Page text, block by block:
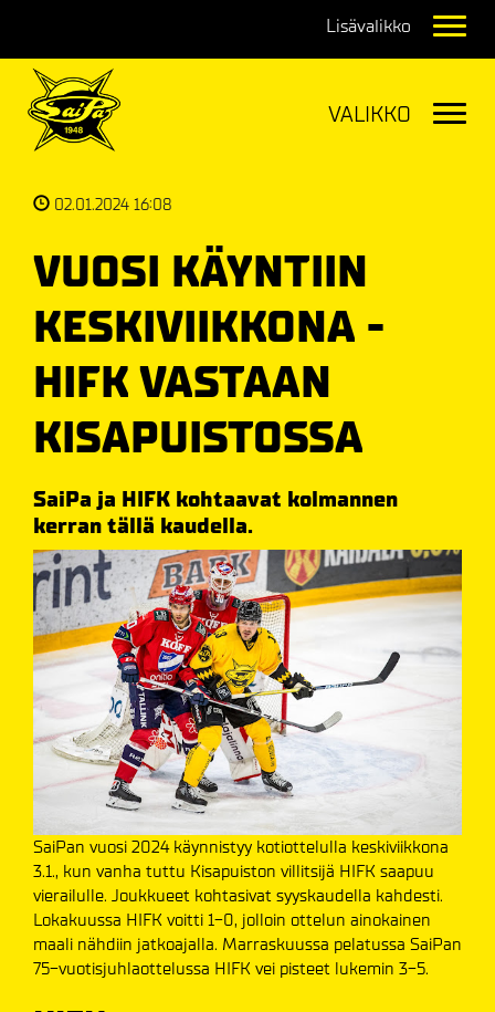
02.01.2024 16:08
VUOSI KÄYNTIIN
KESKIVIIKKONA -
HIFK VASTAAN
KISAPUISTOSSA
SaiPa ja HIFK kohtaavat kolmannen
kerran tällä kaudella.
SaiPan vuosi 2024 käynnistyy kotiottelulla keskiviikkona
3.1., kun vanha tuttu Kisapuiston villitsijä HIFK saapuu
vierailulle. Joukkueet kohtasivat syyskaudella kahdesti.
Lokakuussa HIFK voitti 1-0, jolloin ottelun ainokainen
maali nähdiin jatkoajalla. Marraskuussa pelatussa SaiPan
75-vuotisjuhlaottelussa HIFK vei pisteet lukemin 3-5.